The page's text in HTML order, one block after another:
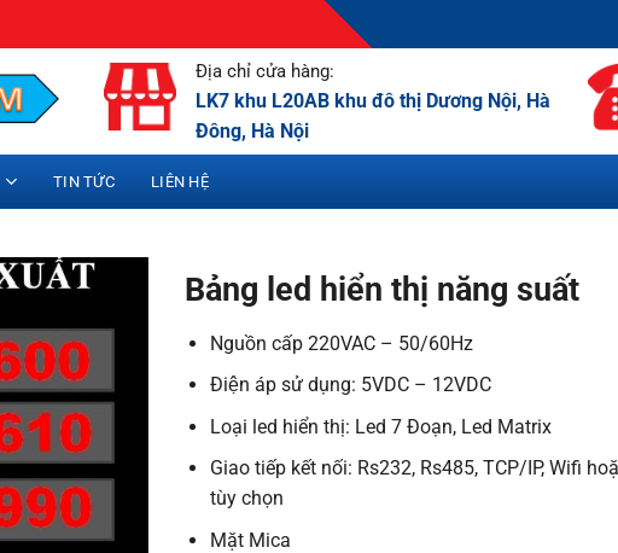
Địa chỉ cửa hàng:
LK7 khu L20AB khu đô thị Dương Nội, Hà
Đông, Hà Nội
TIN TỨC LIÊN HỆ
Bảng led hiển thị năng suất
Nguồn cấp 220VAC – 50/60Hz
Điện áp sử dụng: 5VDC – 12VDC
Loại led hiển thị: Led 7 Đoạn, Led Matrix
Giao tiếp kết nối: Rs232, Rs485, TCP/IP, Wifi
tùy chọn
Mặt Mica